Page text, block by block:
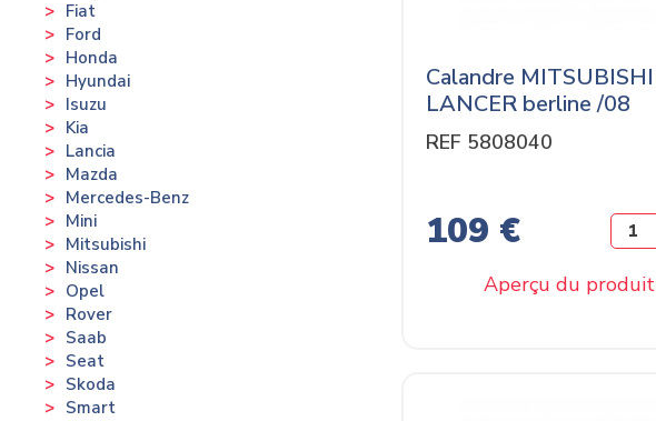
Fiat
Ford
Honda
Hyundai
Isuzu
Kia
Lancia
Mazda
Mercedes-Benz
Mini
Mitsubishi
Nissan
Opel
Rover
Saab
Seat
Skoda
Smart
Calandre MITSUBISHI
LANCER berline /08
REF 5808040
109 €
Aperçu du produit